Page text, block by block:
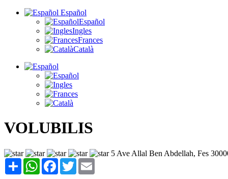
Español
Español
Ingles
Frances
Català
VOLUBILIS
5 Ave Allal Ben Abdellah, Fes
Share WhatsAppFacebook
Twitter